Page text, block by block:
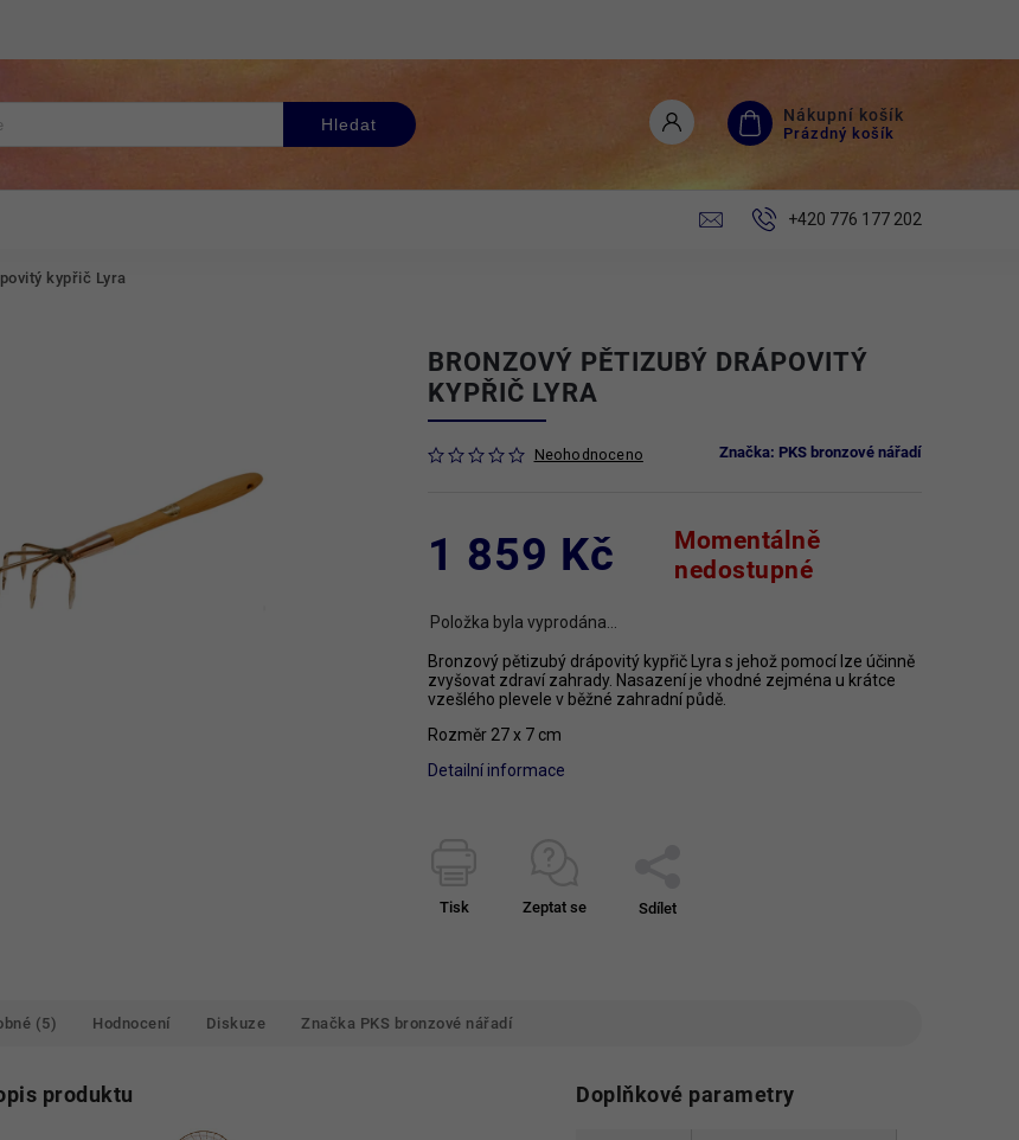
Hledat Nákupní košík
Prázdný košík
+420 776 177 202
kypřič Lyra
BRONZOVÝ PĚTIZUBÝ DRÁPOVITÝ
KYPŘIČ LYRA
Neohodnoceno Značka: PKS bronzové nářadí
1 859 Kč
Momentálně
nedostupné
Položka byla vyprodána…
Bronzový pětizubý drápovitý kypřič Lyra s jehož pomocí lze účinně
zvyšovat zdraví zahrady. Nasazení je vhodné zejména u krátce
vzešlého plevele v běžné zahradní půdě.
Rozměr 27 x 7 cm
Detailní informace
Tisk Zeptat se Sdílet
(5) Hodnocení Diskuze Značka PKS bronzové nářadí
produktu Doplňkové parametry